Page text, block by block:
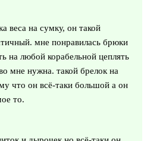
веса на сумку, он такой
мне понравилась брюки
на любой корабельной цеплять
мне нужна. такой брелок на
что он всё-таки большой а он
то.